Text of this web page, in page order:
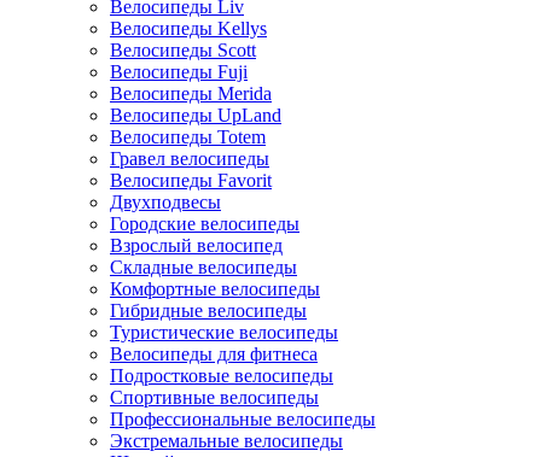
Велосипеды Liv
Велосипеды Kellys
Велосипеды Scott
Велосипеды Fuji
Велосипеды Merida
Велосипеды UpLand
Велосипеды Totem
Гравел велосипеды
Велосипеды Favorit
Двухподвесы
Городские велосипеды
Взрослый велосипед
Складные велосипеды
Комфортные велосипеды
Гибридные велосипеды
Туристические велосипеды
Велосипеды для фитнеса
Подростковые велосипеды
Спортивные велосипеды
Профессиональные велосипеды
Экстремальные велосипеды